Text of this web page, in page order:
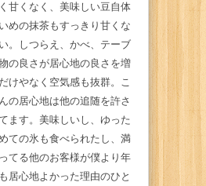
甘くなく、美味しい豆自体
めの抹茶もすっきり甘くな
。しつらえ、かべ、テーブ
の良さが居心地の良さを増
けやなく空気感も抜群。こ
の居心地は他の追随を許さ
ます。美味しいし、ゆった
ての氷も食べられたし、満
てる他のお客様が僕より年
居心地よかった理由のひと